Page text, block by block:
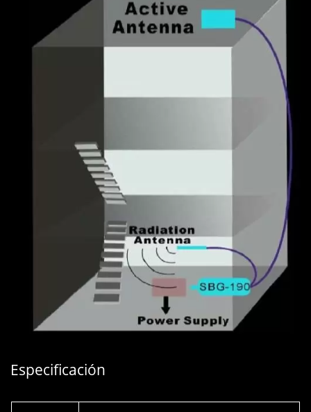
Especificación